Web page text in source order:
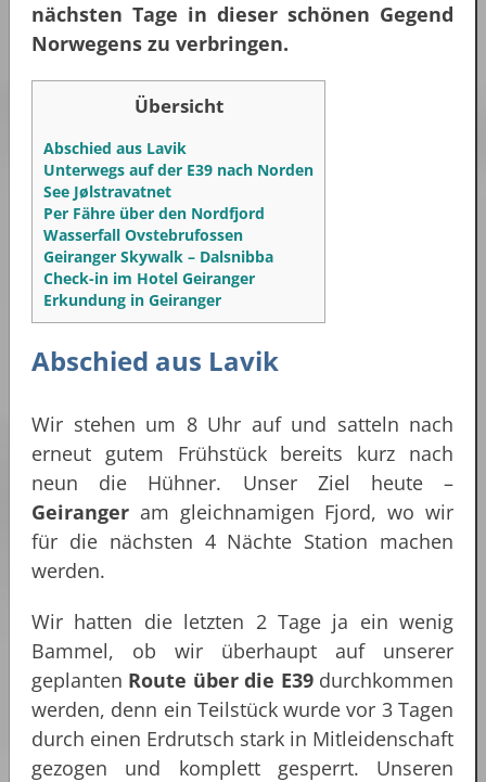
nächsten Tage in dieser schönen Gegend
Norwegens zu verbringen.
Übersicht
Abschied aus Lavik
Unterwegs auf der E39 nach Norden
See Jølstravatnet
Per Fähre über den Nordfjord
Wasserfall Ovstebrufossen
Geiranger Skywalk – Dalsnibba
Check-in im Hotel Geiranger
Erkundung in Geiranger
Abschied aus Lavik
Wir stehen um 8 Uhr auf und satteln nach
erneut gutem Frühstück bereits kurz nach
neun die Hühner. Unser Ziel heute –
Geiranger am gleichnamigen Fjord, wo wir
für die nächsten 4 Nächte Station machen
werden.
Wir hatten die letzten 2 Tage ja ein wenig
Bammel, ob wir überhaupt auf unserer
geplanten Route über die E39durchkommen
werden, denn ein Teilstück wurde vor 3 Tagen
durch einen Erdrutsch stark in Mitleidenschaft
gezogen und komplett gesperrt. Unseren